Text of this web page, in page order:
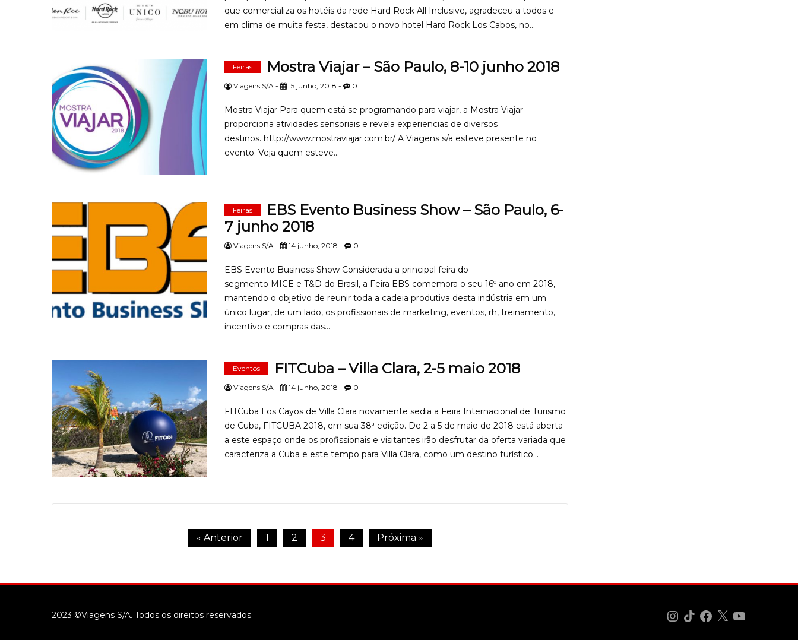
que comercializa os hotéis da rede Hard Rock All Inclusive, agradeceu a todos e
em clima de muita festa, destacou o novo hotel Hard Rock Los Cabos, no...
Feiras Mostra Viajar – São Paulo, 8-10 junho 2018
Viagens S/A - 15 junho, 2018 - 0
Mostra Viajar Para quem está se programando para viajar, a Mostra Viajar
proporciona atividades sensoriais e revela experiencias de diversos
destinos. http://www.mostraviajar.com.br/ A Viagens s/a esteve presente no
evento. Veja quem esteve...
Feiras
EBS Evento Business Show – São Paulo, 6-
7 junho 2018
Viagens S/A - 14 junho, 2018 - 0
EBS Evento Business Show Considerada a principal feira do
segmento MICE e T&D do Brasil, a Feira EBS comemora o seu 16º ano em 2018,
mantendo o objetivo de reunir toda a cadeia produtiva desta indústria em um
único lugar, de um lado, os profissionais de marketing, eventos, rh, treinamento,
incentivo e compras das...
Eventos FITCuba – Villa Clara, 2-5 maio 2018
Viagens S/A - 14 junho, 2018 - 0
FITCuba Los Cayos de Villa Clara novamente sedia a Feira Internacional de Turismo
de Cuba, FITCUBA 2018, em sua 38ª edição. De 2 a 5 de maio de 2018 está aberta
a este espaço onde os profissionais e visitantes irão desfrutar da oferta variada que
caracteriza a Cuba e este tempo para Villa Clara, como um destino turístico...
« Anterior 1 2 3 4 Próxima »
2023 ©Viagens S/A. Todos os direitos reservados. Instagram
TikTokFacebook
X YouTube